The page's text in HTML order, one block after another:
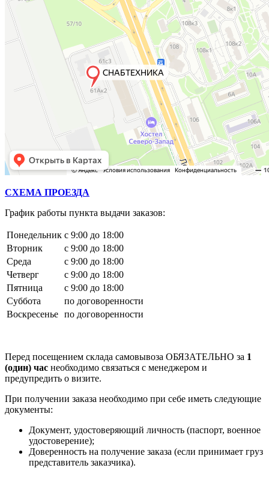
СХЕМА ПРОЕЗДА
График работы пункта выдачи заказов:
Понедельник с 9:00 до 18:00
Вторник
с 9:00 до 18:00
Среда
с 9:00 до 18:00
Четверг
с 9:00 до 18:00
Пятница
с 9:00 до 18:00
Суббота
по договоренности
Воскресенье по договоренности
Перед посещением склада самовывоза ОБЯЗАТЕЛЬНО за 1
(один) час необходимо связаться с менеджером и
предупредить о визите.
При получении заказа необходимо при себе иметь следующие
документы:
Документ, удостоверяющий личность (паспорт, военное
удостоверение);
Доверенность на получение заказа (если принимает груз
представитель заказчика).